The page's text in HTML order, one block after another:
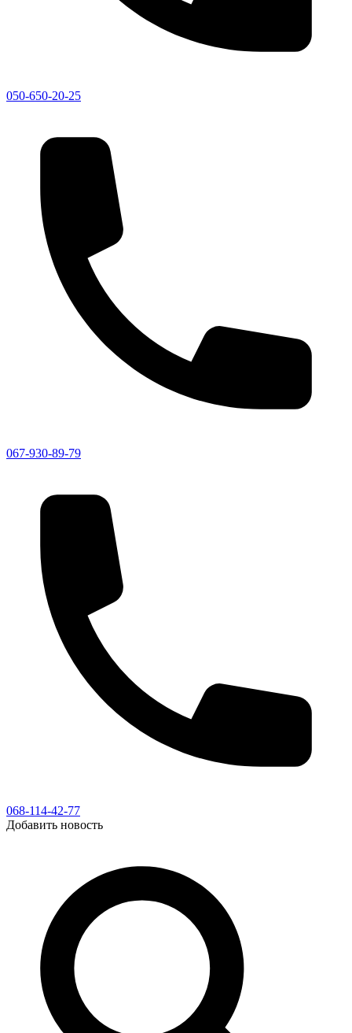
050-650-20-25
067-930-89-79
068-114-42-77
Добавить новость